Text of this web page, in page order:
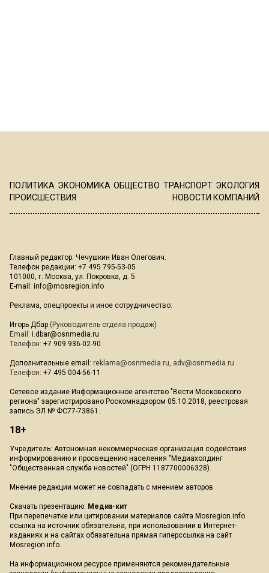
ПОЛИТИКА ЭКОНОМИКА ОБЩЕСТВО ТРАНСПОРТ ЭКОЛОГИЯ
ПРОИСШЕСТВИЯ
НОВОСТИ КОМПАНИЙ
Главный редактор: Чечушкин Иван Олегович.
Телефон редакции: +7 495 795-53-05
101000, г. Москва, ул. Покровка, д. 5
E-mail: info@mosregion.info
Реклама, спецпроекты и иное сотрудничество:
Игорь Дбар (Руководитель отдела продаж)
Email: i.dbar@osnmedia.ru
Телефон: +7 909 936-02-90
Дополнительные email: reklama@osnmedia.ru, adv@osnmedia.ru
Телефон: +7 495 004-56-11
Сетевое издание Информационное агентство "Вести Московского
региона" зарегистрировано Роскомнадзором 05.10.2018, реестровая
запись ЭЛ № ФС77-73861.
18+
Учредитель: Автономная некоммерческая организация содействия
информированию и просвещению населения "Медиахолдинг
"Общественная служба новостей" (ОГРН 1187700006328).
Мнение редакции может не совпадать с мнением авторов.
Скачать презентацию: Медиа-кит
При перепечатке или цитировании материалов сайта Mosregion.info
ссылка на источник обязательна, при использовании в Интернет-
изданиях и на сайтах обязательна прямая гиперссылка на сайт
Mosregion.info.
На информационном ресурсе применяются рекомендательные